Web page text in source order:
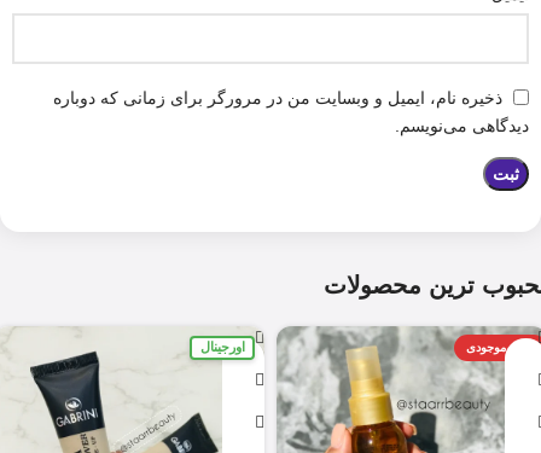
ذخیره نام، ایمیل و وبسایت من در مرورگر برای زمانی که دوباره
دیدگاهی می‌نویسم.
ترین محصولات
اتمام موجودی اورجینال